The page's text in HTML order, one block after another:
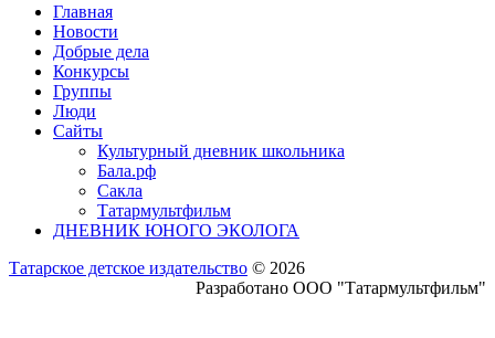
Главная
Новости
Добрые дела
Конкурсы
Группы
Люди
Сайты
Культурный дневник школьника
Бала.рф
Сакла
Татармультфильм
ДНЕВНИК ЮНОГО ЭКОЛОГА
Татарское детское издательство © 2026
Разработано ООО "Татармультфильм"